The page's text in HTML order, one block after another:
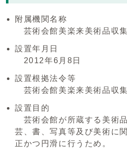
附属機関名称
芸術会館美楽来美術品収
設置年月日
2012年6月8日
設置根拠法令等
芸術会館美楽来美術品収
設置目的
芸術会館が所蔵する美術
芸、書、写真等及び美術に
正かつ円滑に行うため。